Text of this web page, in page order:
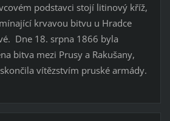
podstavci stojí litinový kříž,
krvavou bitvu u Hradce
Dne 18. srpna 1866 byla
bitva mezi Prusy a Rakušany,
vítězstvím pruské armády.